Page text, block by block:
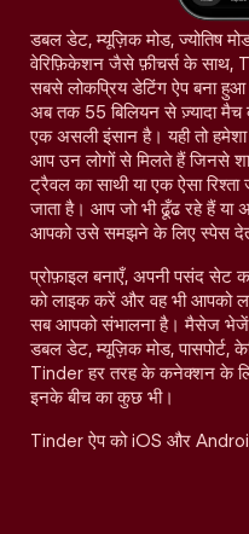
डबल डेट, म्यूज़िक मोड, ज्योतिष
वेरिफ़िकेशन जैसे फ़ीचर्स के साथ,
सबसे लोकप्रिय डेटिंग ऐप बना
अब तक 55 बिलियन से ज़्यादा
एक असली इंसान है। यही तो
आप उन लोगों से मिलते हैं जिनसे
ट्रैवल का साथी या एक ऐसा
जाता है। आप जो भी ढूँढ रहे हैं या
आपको उसे समझने के लिए स्पेस
प्रोफ़ाइल बनाएँ, अपनी पसंद
को लाइक करें और वह भी आपको
सब आपको संभालना है। मैसेज भेजें,
डबल डेट, म्यूज़िक मोड, पासपोर्ट,
Tinder हर तरह के कनेक्शन के
इनके बीच का कुछ भी।
Tinder ऐप को iOS और